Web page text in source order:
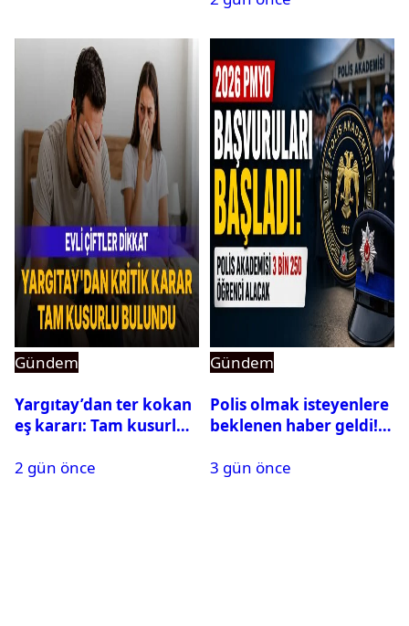
Gündem
Yargıtay’dan ter kokan
eş kararı: Tam kusurlu
2 gün önce
Gündem
Polis olmak isteyenlere
beklenen haber geldi!
3 gün önce